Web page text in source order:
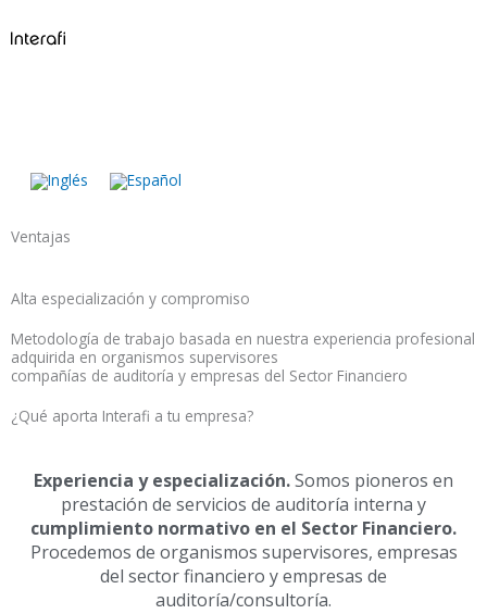
Ventajas
Alta especialización y compromiso
Metodología de trabajo basada en nuestra experiencia profesional
adquirida en organismos supervisores
compañías de auditoría y empresas del Sector Financiero
¿Qué aporta Interafi a tu empresa?
Experiencia y especialización.Somos pioneros en
prestación de servicios de auditoría interna y
cumplimiento normativo en el Sector Financiero.
Procedemos de organismos supervisores, empresas
del sector financiero y empresas de
auditoría/consultoría.